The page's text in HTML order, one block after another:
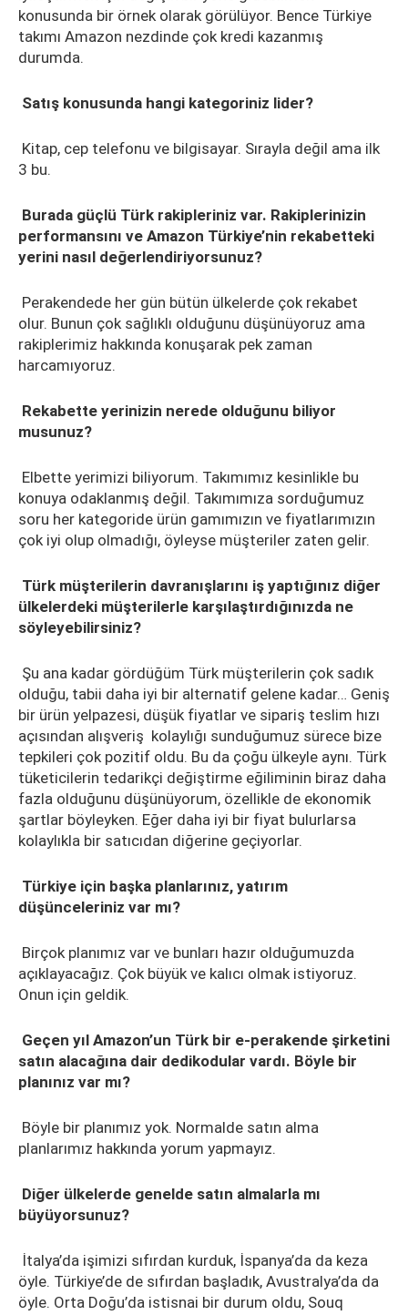
konusunda bir örnek olarak görülüyor. Bence Türkiye
takımı Amazon nezdinde çok kredi kazanmış
durumda.
Satış konusunda hangi kategoriniz lider?
Kitap, cep telefonu ve bilgisayar. Sırayla değil ama ilk
3 bu.
Burada güçlü Türk rakipleriniz var. Rakiplerinizin
performansını ve Amazon Türkiye’nin rekabetteki
yerini nasıl değerlendiriyorsunuz?
Perakendede her gün bütün ülkelerde çok rekabet
olur. Bunun çok sağlıklı olduğunu düşünüyoruz ama
rakiplerimiz hakkında konuşarak pek zaman
harcamıyoruz.
Rekabette yerinizin nerede olduğunu biliyor
musunuz?
Elbette yerimizi biliyorum. Takımımız kesinlikle bu
konuya odaklanmış değil. Takımımıza sorduğumuz
soru her kategoride ürün gamımızın ve fiyatlarımızın
çok iyi olup olmadığı, öyleyse müşteriler zaten gelir.
Türk müşterilerin davranışlarını iş yaptığınız diğer
ülkelerdeki müşterilerle karşılaştırdığınızda ne
söyleyebilirsiniz?
Şu ana kadar gördüğüm Türk müşterilerin çok sadık
olduğu, tabii daha iyi bir alternatif gelene kadar… Geniş
bir ürün yelpazesi, düşük fiyatlar ve sipariş teslim hızı
açısından alışveriş kolaylığı sunduğumuz sürece bize
tepkileri çok pozitif oldu. Bu da çoğu ülkeyle aynı. Türk
tüketicilerin tedarikçi değiştirme eğiliminin biraz daha
fazla olduğunu düşünüyorum, özellikle de ekonomik
şartlar böyleyken. Eğer daha iyi bir fiyat bulurlarsa
kolaylıkla bir satıcıdan diğerine geçiyorlar.
Türkiye için başka planlarınız, yatırım
düşünceleriniz var mı?
Birçok planımız var ve bunları hazır olduğumuzda
açıklayacağız. Çok büyük ve kalıcı olmak istiyoruz.
Onun için geldik.
Geçen yıl Amazon’un Türk bir e-perakende şirketini
satın alacağına dair dedikodular vardı. Böyle bir
planınız var mı?
Böyle bir planımız yok. Normalde satın alma
planlarımız hakkında yorum yapmayız.
Diğer ülkelerde genelde satın almalarla mı
büyüyorsunuz?
İtalya’da işimizi sıfırdan kurduk, İspanya’da da keza
öyle. Türkiye’de de sıfırdan başladık, Avustralya’da da
öyle. Orta Doğu’da istisnai bir durum oldu, Souq